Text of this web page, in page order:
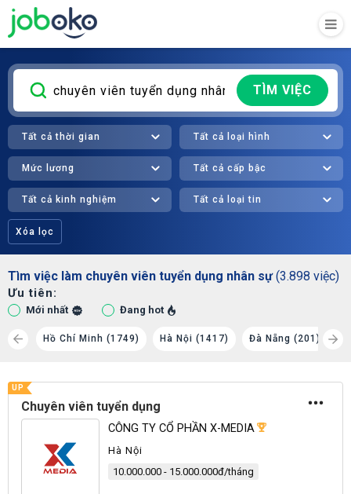
TÌM VIỆC
Tất cả thời gian Tất cả loại hình
Mức lương Tất cả cấp bậc
Tất cả kinh nghiệm Tất cả loại tin
Xóa lọc
Tìm việc làm chuyên viên tuyển dụng nhân sự(3.898 việc)
Ưu tiên:
Mới nhất Đang hot
(81) Hồ Chí Minh (1749) Hà Nội (1417) Đà Nẵng (201)
UP
Chuyên viên tuyển dụng
CÔNG TY CỔ PHẦN X-MEDIA
Hà Nội
10.000.000 - 15.000.000đ/tháng